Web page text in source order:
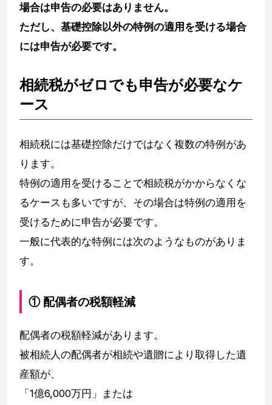
場合は申告の必要はありません。
ただし、基礎控除以外の特例の適用を受ける場合
には申告が必要です。
相続税がゼロでも申告が必要なケ
ース
相続税には基礎控除だけではなく複数の特例があ
ります。
特例の適用を受けることで相続税がかからなくな
るケースも多いですが、その場合は特例の適用を
受けるために申告が必要です。
一般に代表的な特例には次のようなものがありま
す。
① 配偶者の税額軽減
配偶者の税額軽減があります。
被相続人の配偶者が相続や遺贈により取得した遺
産額が、
「1億6,000万円」または